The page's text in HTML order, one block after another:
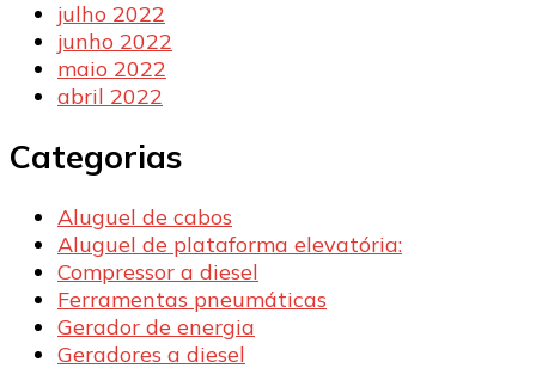
julho 2022
junho 2022
maio 2022
abril 2022
Categorias
Aluguel de cabos
Aluguel de plataforma elevatória:
Compressor a diesel
Ferramentas pneumáticas
Gerador de energia
Geradores a diesel